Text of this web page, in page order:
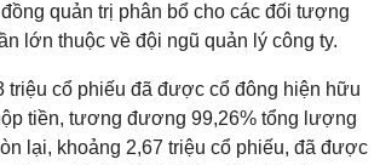
quản trị phân bổ cho các đối tượng
lớn thuộc về đội ngũ quản lý công ty.
triệu cổ phiếu đã được cổ đông hiện hữu
tiền, tương đương 99,26% tổng lượng
lại, khoảng 2,67 triệu cổ phiếu, đã được